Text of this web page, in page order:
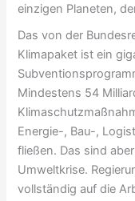
einzigen Planeten,
Das von der
Klimapaket ist ein
Mindestens 54
Energie-, Bau-,
fließen. Das sind
Umweltkrise.
vollständig auf die